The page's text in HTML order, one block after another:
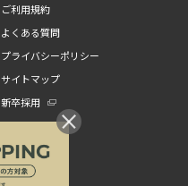
ご利用規約
よくある質問
プライバシーポリシー
サイトマップ
新卒採用